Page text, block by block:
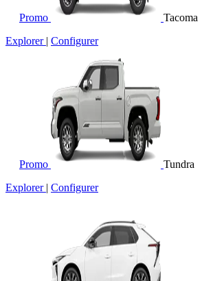
Promo
Tacoma
Explorer | Configurer
Promo
Tundra
Explorer | Configurer